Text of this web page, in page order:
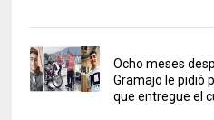
Ocho meses
Gramajo le pidió
que entregue el